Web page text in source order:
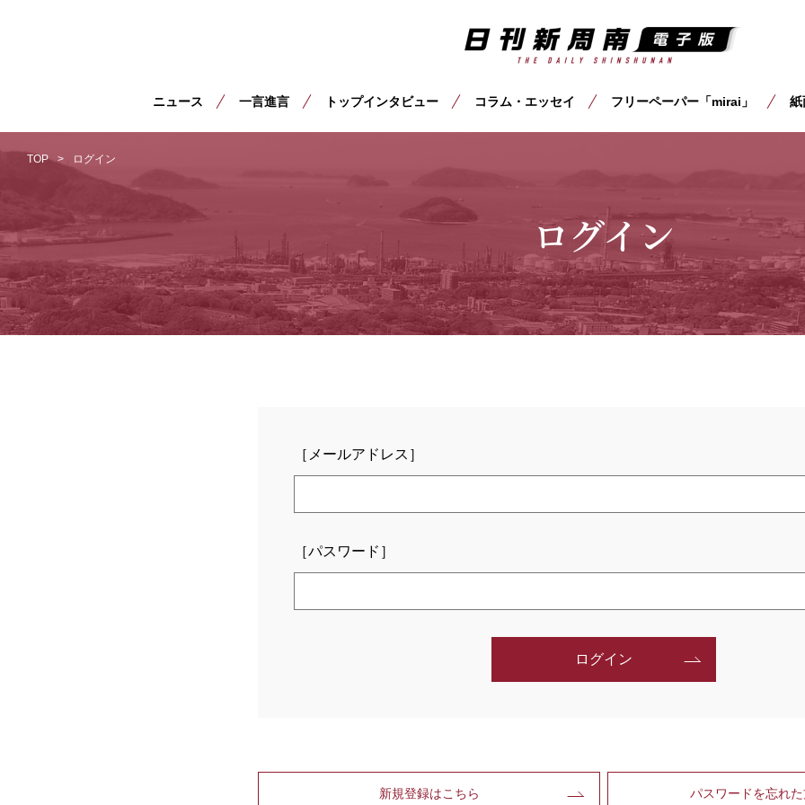
ニュース 一言進言 トップインタビュー コラム・エッセイ フリーペーパー「mirai」 紙
TOP ログイン
ログイン
［メールアドレス］
［パスワード］
ログイン
新規登録はこちら パスワードを忘れ